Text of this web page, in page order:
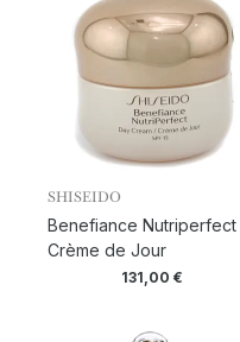
SHISEIDO
Benefiance Nutriperfect
Crème de Jour
131,00 €